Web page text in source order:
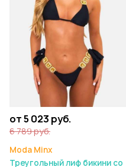
от 5 023 руб.
6 789 руб.
Moda Minx
Треугольный лиф бикини со